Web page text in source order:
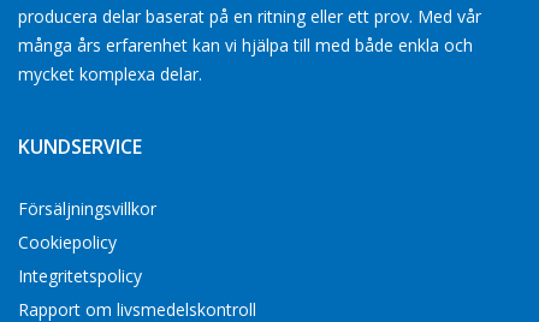
producera delar baserat på en ritning eller ett prov. Med vår
många års erfarenhet kan vi hjälpa till med både enkla och
mycket komplexa delar.
KUNDSERVICE
Försäljningsvillkor
Cookiepolicy
Integritetspolicy
Rapport om livsmedelskontroll